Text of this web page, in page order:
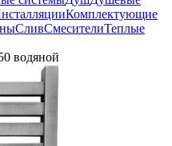
Комплектующие
СливСмесителиТеплые
водяной